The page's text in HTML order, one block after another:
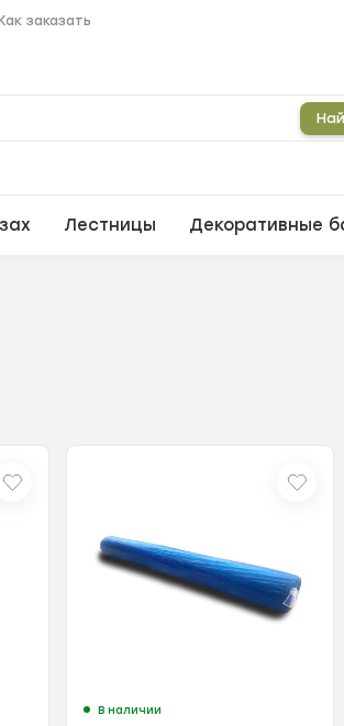
заказать
Лестницы Декоративные
В наличии